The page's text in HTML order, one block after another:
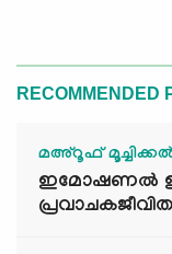
RECOMMENDED
മഅ്റൂഫ്
ഇമോഷണൽ